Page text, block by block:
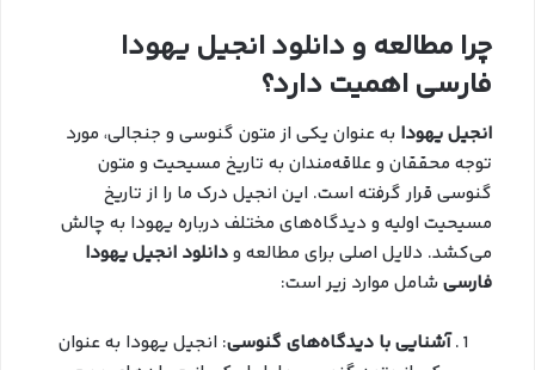
چرا مطالعه و دانلود انجیل یهودا
فارسی اهمیت دارد؟
انجیل یهودا به عنوان یکی از متون گنوسی و جنجالی، مورد
توجه محققان و علاقه‌مندان به تاریخ مسیحیت و متون
گنوسی قرار گرفته است. این انجیل درک ما را از تاریخ
مسیحیت اولیه و دیدگاه‌های مختلف درباره یهودا به چالش
می‌کشد. دلایل اصلی برای مطالعه ودانلود انجیل یهودا
فارسیشامل موارد زیر است:
آشنایی با دیدگاه‌های گنوسی: انجیل یهودا به عنوان